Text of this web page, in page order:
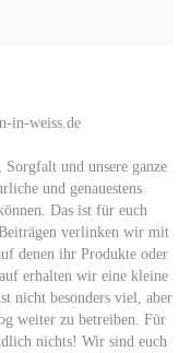
in-weiss.de
und unsere ganze
und genauestens
Das ist für euch
verlinken wir mit
denen ihr Produkte oder
erhalten wir eine kleine
nicht besonders viel, aber
weiter zu betreiben. Für
nichts! Wir sind euch